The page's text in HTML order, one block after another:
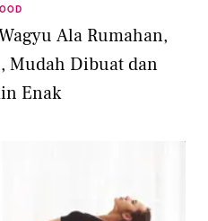
Ala Rumahan,
Mudah Dibuat dan
Enak